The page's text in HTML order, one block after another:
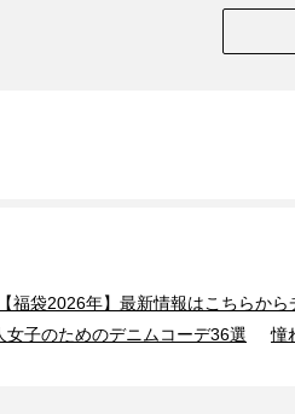
【福袋2026年】最新情報はこちらから
女子のためのデニムコーデ36選
憧